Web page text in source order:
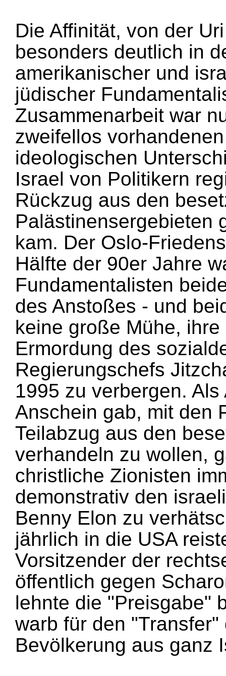
Die Affinität, von der
besonders deutlich in
amerikanischer und
jüdischer
Zusammenarbeit war
zweifellos
ideologischen
Israel von Politikern
Rückzug aus den
Palästinensergebieten
kam. Der Oslo-
Hälfte der 90er Jahre
Fundamentalisten
des Anstoßes - und
keine große Mühe,
Ermordung des
Regierungschefs
1995 zu verbergen.
Anschein gab, mit den
Teilabzug aus den
verhandeln zu wollen,
christliche Zionisten
demonstrativ den
Benny Elon zu
jährlich in die USA
Vorsitzender der
öffentlich gegen
lehnte die "Preisgabe"
warb für den
Bevölkerung aus ganz